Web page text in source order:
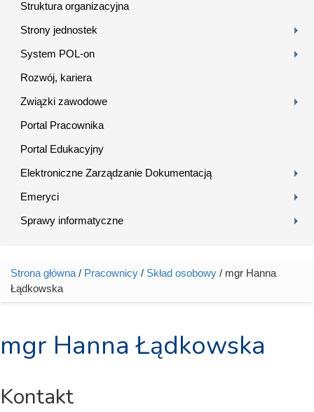
Struktura organizacyjna
Strony jednostek
System POL-on
Rozwój, kariera
Związki zawodowe
Portal Pracownika
Portal Edukacyjny
Elektroniczne Zarządzanie Dokumentacją
Emeryci
Sprawy informatyczne
Jesteś tutaj
Strona główna / Pracownicy / Skład osobowy / mgr Hanna
Łądkowska
mgr Hanna Łądkowska
Kontakt